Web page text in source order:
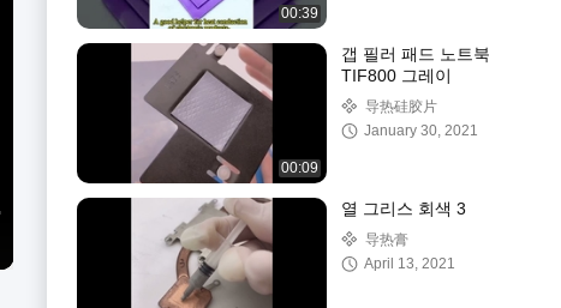
00:39
00:09
갭 필러 패드 노트북
TIF800 그레이
导热硅胶片
January 30, 2021
열 그리스 회색 3
导热膏
April 13, 2021